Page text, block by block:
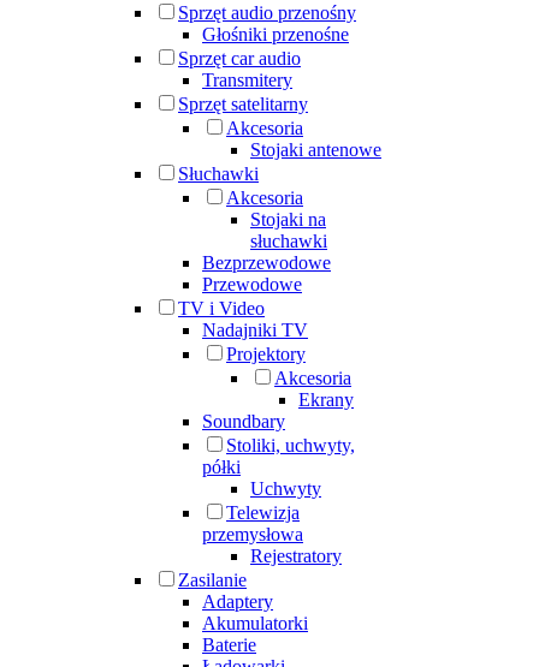
Sprzęt audio przenośny
Głośniki przenośne
Sprzęt car audio
Transmitery
Sprzęt satelitarny
Akcesoria
Stojaki antenowe
Słuchawki
Akcesoria
Stojaki na
słuchawki
Bezprzewodowe
Przewodowe
TV i Video
Nadajniki TV
Projektory
Akcesoria
Ekrany
Soundbary
Stoliki, uchwyty,
półki
Uchwyty
Telewizja
przemysłowa
Rejestratory
Zasilanie
Adaptery
Akumulatorki
Baterie